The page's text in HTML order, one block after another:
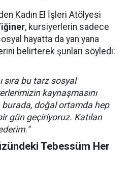
Kadın El İşleri Atölyesi
, kursiyerlerin sadece
hayatta da yan yana
belirterek şunları söyledi:
sıra bu tarz sosyal
kaynaşmasını
burada, doğal ortamda hep
gün geçiriyoruz. Katılan
Tebessüm Her